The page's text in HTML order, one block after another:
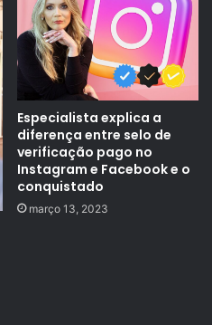
Especialista explica a
diferença entre selo de
verificação pago no
Instagram e Facebook e o
conquistado
março 13, 2023